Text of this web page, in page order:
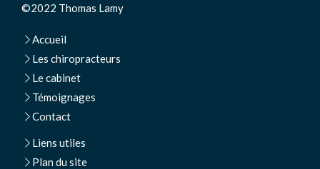
©2022 Thomas Lamy
Accueil
Les chiropracteurs
Le cabinet
Témoignages
Contact
Liens utiles
Plan du site